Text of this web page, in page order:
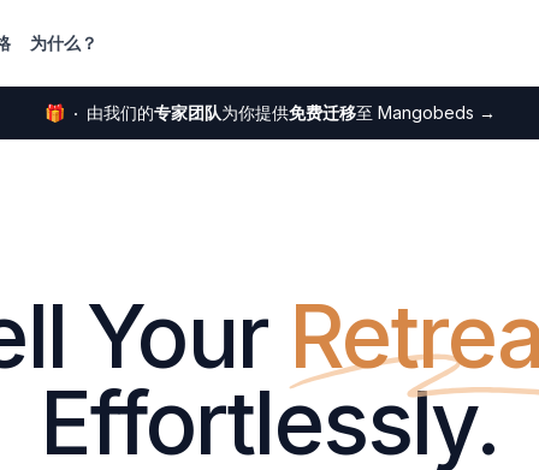
为什么？
🎁 由我们的专家团队为你提供免费迁移至 Mangobeds →
Your
Effortlessly.